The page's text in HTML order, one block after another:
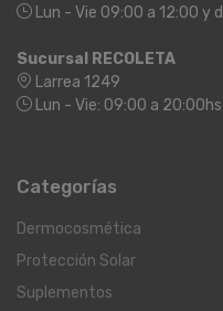
Lun - Vie 09:00 a 12:00 y
Sucursal RECOLETA
Larrea 1249
Lun - Vie: 09:00 a
Categorías
Dermocosmética
Protección Solar
Suplementos